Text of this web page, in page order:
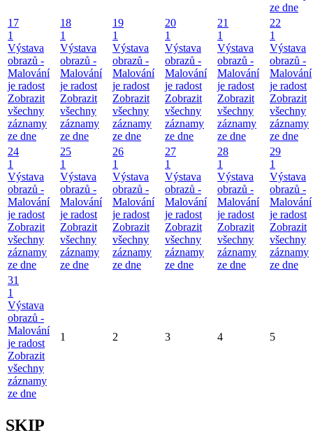
ze dne
17
1
Výstava
obrazů -
Malování
je radost
Zobrazit
všechny
záznamy
ze dne
18
1
Výstava
obrazů -
Malování
je radost
Zobrazit
všechny
záznamy
ze dne
19
1
Výstava
obrazů -
Malování
je radost
Zobrazit
všechny
záznamy
ze dne
20
1
Výstava
obrazů -
Malování
je radost
Zobrazit
všechny
záznamy
ze dne
21
1
Výstava
obrazů -
Malování
je radost
Zobrazit
všechny
záznamy
ze dne
22
1
Výstava
obrazů -
Malování
je radost
Zobrazit
všechny
záznamy
ze dne
24
1
Výstava
obrazů -
Malování
je radost
Zobrazit
všechny
záznamy
ze dne
25
1
Výstava
obrazů -
Malování
je radost
Zobrazit
všechny
záznamy
ze dne
26
1
Výstava
obrazů -
Malování
je radost
Zobrazit
všechny
záznamy
ze dne
27
1
Výstava
obrazů -
Malování
je radost
Zobrazit
všechny
záznamy
ze dne
28
1
Výstava
obrazů -
Malování
je radost
Zobrazit
všechny
záznamy
ze dne
29
1
Výstava
obrazů -
Malování
je radost
Zobrazit
všechny
záznamy
ze dne
31
1
Výstava
obrazů -
Malování
je radost
Zobrazit
všechny
záznamy
ze dne
1 2 3 4 5
SKIP